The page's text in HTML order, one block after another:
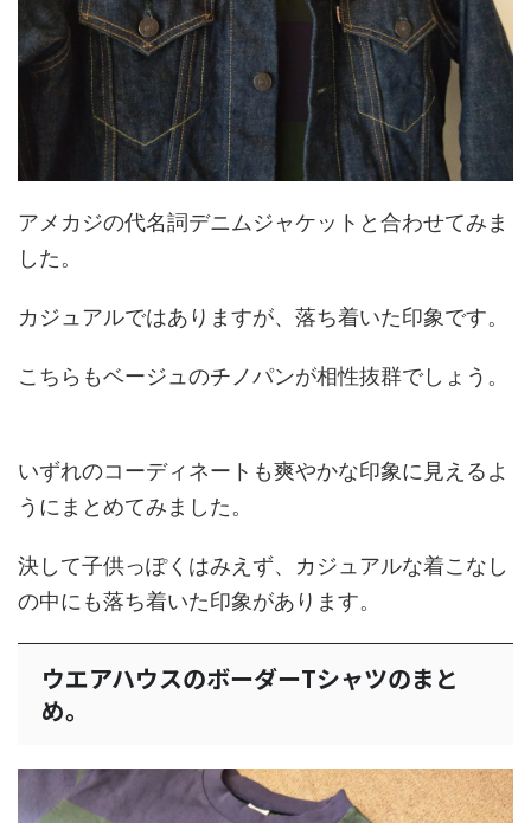
アメカジの代名詞デニムジャケットと合わせてみま
した。
カジュアルではありますが、落ち着いた印象です。
こちらもベージュのチノパンが相性抜群でしょう。
いずれのコーディネートも爽やかな印象に見えるよ
うにまとめてみました。
決して子供っぽくはみえず、カジュアルな着こなし
の中にも落ち着いた印象があります。
ウエアハウスのボーダーTシャツのまと
め。